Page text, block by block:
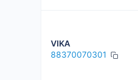
VIKA
88370070301